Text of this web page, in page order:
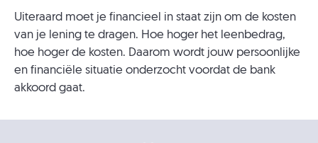
Uiteraard moet je financieel in staat zijn om de kosten
van je lening te dragen. Hoe hoger het leenbedrag,
hoe hoger de kosten. Daarom wordt jouw persoonlijke
en financiële situatie onderzocht voordat de bank
akkoord gaat.